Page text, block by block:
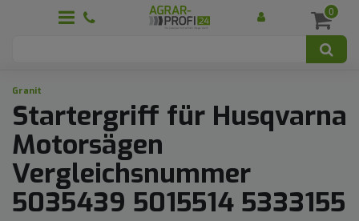
0
Granit
Startergriff für Husqvarna
Motorsägen
Vergleichsnummer
5035439 5015514 5333155